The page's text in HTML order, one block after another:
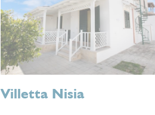
Previous
Villetta Nisia